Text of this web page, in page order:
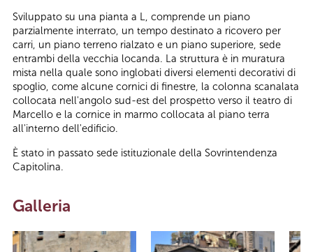
Sviluppato su una pianta a L, comprende un piano
parzialmente interrato, un tempo destinato a ricovero per
carri, un piano terreno rialzato e un piano superiore, sede
entrambi della vecchia locanda. La struttura è in muratura
mista nella quale sono inglobati diversi elementi decorativi di
spoglio, come alcune cornici di finestre, la colonna scanalata
collocata nell'angolo sud-est del prospetto verso il teatro di
Marcello e la cornice in marmo collocata al piano terra
all'interno dell'edificio.
È stato in passato sede istituzionale della Sovrintendenza
Capitolina.
Galleria